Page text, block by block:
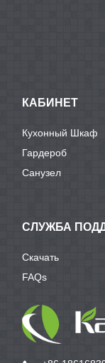
КАБИНЕТ
Кухонный Шкаф
Гардероб
Санузел
СЛУЖБА
Скачать
FAQs